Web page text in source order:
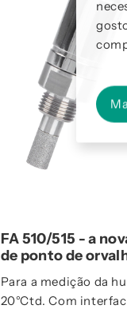
FA 510/515 - a
de ponto de
Para a medição da
20°Ctd. Com